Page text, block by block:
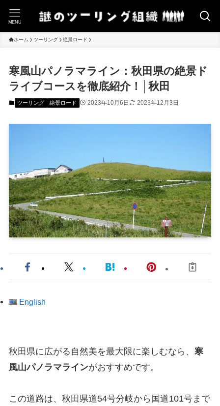
MENU
ホーム ツーリング 絶景ロード
寒風山パノラマライン：秋田県の絶景ド
ライブコースを徹底紹介！│秋田
ツーリング 絶景ロード 2023年10月6日 2023年12月3日
English
秋田県に広がる自然美を最大限に楽しむなら、 寒
風山パノラマラインがおすすめです。
この道路は、秋田県道54号分岐から国道101号まで